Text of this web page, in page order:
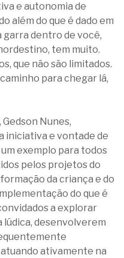
e autonomia de
além do que é dado em
garra dentro de você,
tem muito.
que não são limitados.
para chegar lá,
Nunes,
iniciativa e vontade de
exemplo para todos
pelos projetos do
formação da criança e do
do que é
a explorar
desenvolverem
ativamente na